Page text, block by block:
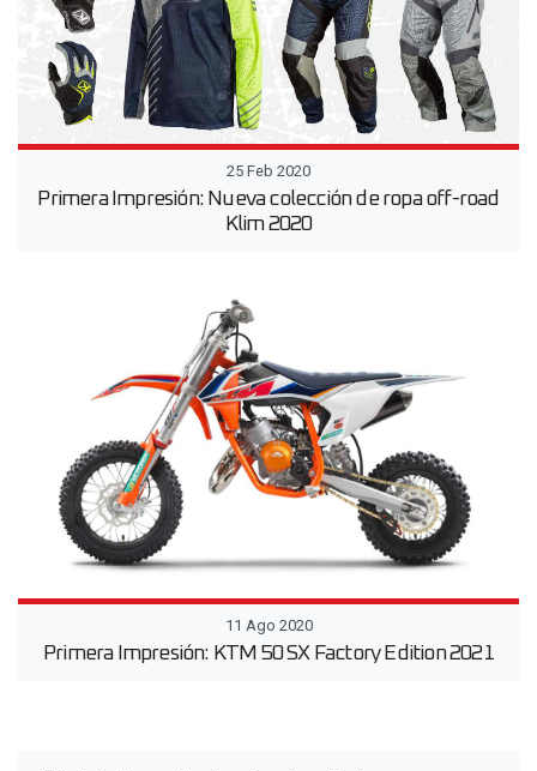
25 Feb 2020
Primera Impresión: Nueva colección de ropa off-road
Klim 2020
11 Ago 2020
Primera Impresión: KTM 50 SX Factory Edition 2021